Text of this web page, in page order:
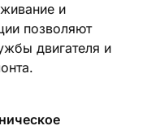
и
позволяют
двигателя и